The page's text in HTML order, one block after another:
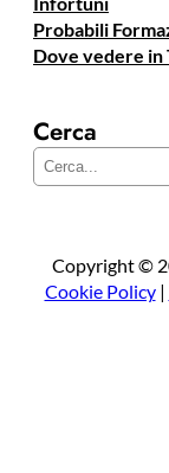
Probabili
Dove vedere in
Cerca
Copyright ©
Cookie Policy|